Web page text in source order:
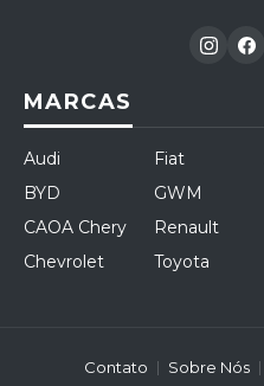
MARCAS
Audi
BYD
CAOA Chery
Chevrolet
Fiat
GWM
Renault
Toyota
Contato Sobre Nós